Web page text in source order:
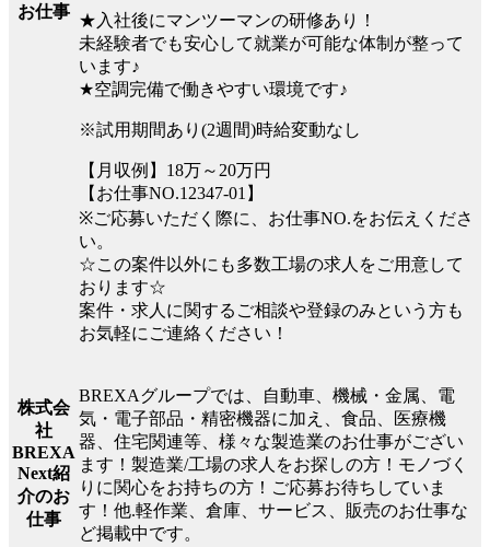
お仕事 ★入社後にマンツーマンの研修あり！
未経験者でも安心して就業が可能な体制が整って
います♪
★空調完備で働きやすい環境です♪
※試用期間あり(2週間)時給変動なし
【月収例】18万～20万円
【お仕事NO.12347-01】
※ご応募いただく際に、お仕事NO.をお伝えくださ
い。
☆この案件以外にも多数工場の求人をご用意して
おります☆
案件・求人に関するご相談や登録のみという方も
お気軽にご連絡ください！
株式会
社
BREXA
Next紹
介のお
仕事
BREXAグループでは、自動車、機械・金属、電
気・電子部品・精密機器に加え、食品、医療機
器、住宅関連等、様々な製造業のお仕事がござい
ます！製造業/工場の求人をお探しの方！モノづく
りに関心をお持ちの方！ご応募お待ちしていま
す！他.軽作業、倉庫、サービス、販売のお仕事な
ど掲載中です。